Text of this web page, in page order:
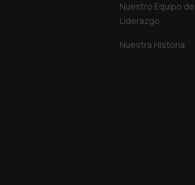
Nuestro Equipo de
Liderazgo
Nuestra Historia